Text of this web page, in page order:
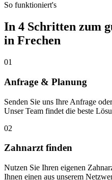
So funktioniert's
In 4 Schritten zum
in Frechen
01
Anfrage & Planung
Senden Sie uns Ihre Anfrage
Unser Team findet die beste
02
Zahnarzt finden
Nutzen Sie Ihren eigenen
Ihnen einen aus unserem